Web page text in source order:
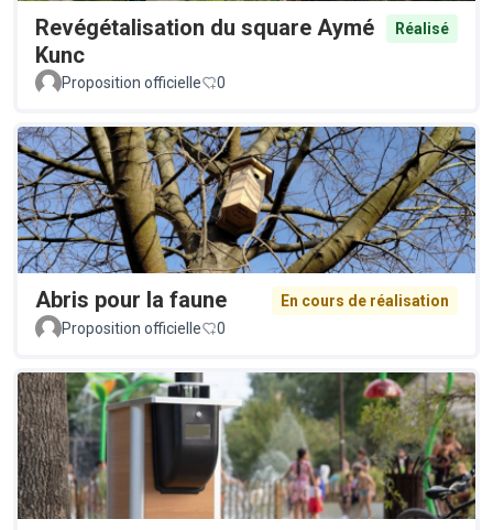
Revégétalisation du square Aymé
Kunc
Réalisé
Proposition officielle 0
Abris pour la faune
En cours de réalisation
Proposition officielle
0